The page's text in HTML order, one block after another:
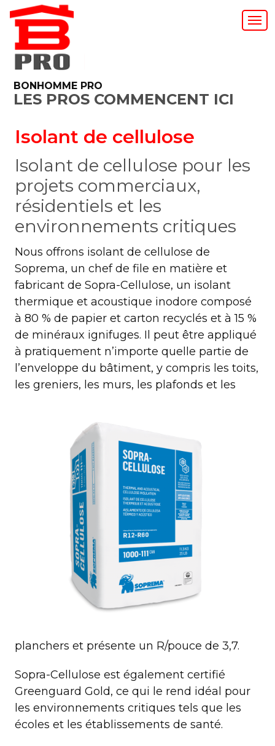
BONHOMME PRO
LES PROS COMMENCENT ICI
Isolant de cellulose
Isolant de cellulose pour les
projets commerciaux,
résidentiels et les
environnements critiques
Nous offrons isolant de cellulose de
Soprema, un chef de file en matière et
fabricant de Sopra-Cellulose, un isolant
thermique et acoustique inodore composé
à 80 % de papier et carton recyclés et à 15 %
de minéraux ignifuges. Il peut être appliqué
à pratiquement n’importe quelle partie de
l’enveloppe du bâtiment, y compris les toits,
les greniers, les murs, les plafonds et les
planchers et présente un R/pouce de 3,7.
Sopra-Cellulose est également certifié
Greenguard Gold, ce qui le rend idéal pour
les environnements critiques tels que les
écoles et les établissements de santé.